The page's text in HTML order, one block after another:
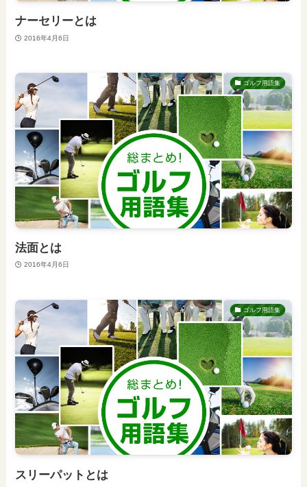
ナーセリーとは
2016年4月6日
ゴルフ用語集
法面とは
2016年4月6日
ゴルフ用語集
スリーパットとは